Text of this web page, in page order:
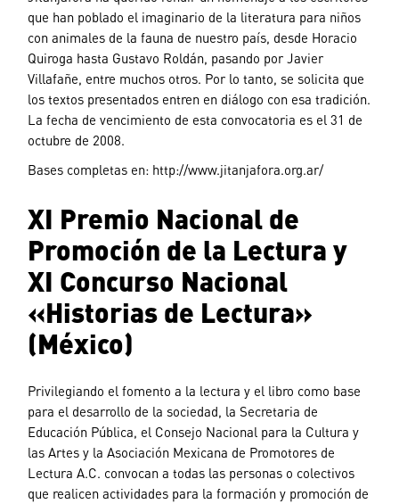
que han poblado el imaginario de la literatura para niños
con animales de la fauna de nuestro país, desde Horacio
Quiroga hasta Gustavo Roldán, pasando por Javier
Villafañe, entre muchos otros. Por lo tanto, se solicita que
los textos presentados entren en diálogo con esa tradición.
La fecha de vencimiento de esta convocatoria es el 31 de
octubre de 2008.
Bases completas en: http://www.jitanjafora.org.ar/
XI Premio Nacional de
Promoción de la Lectura y
XI Concurso Nacional
«Historias de Lectura»
(México)
Privilegiando el fomento a la lectura y el libro como base
para el desarrollo de la sociedad, la Secretaria de
Educación Pública, el Consejo Nacional para la Cultura y
las Artes y la Asociación Mexicana de Promotores de
Lectura A.C. convocan a todas las personas o colectivos
que realicen actividades para la formación y promoción de